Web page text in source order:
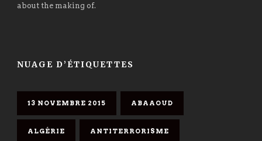
about the making of.
NUAGE D’ÉTIQUETTES
13 NOVEMBRE 2015 ABAAOUD
ALGÉRIE ANTITERRORISME